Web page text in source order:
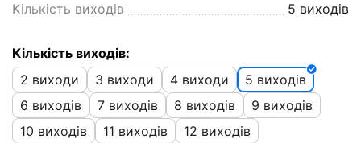
Кількість виходів 5 виходів
Кількість виходів:
2 виходи
3 виходи 4 виходи
5 виходів
6 виходів
7 виходів 8 виходів
9 виходів
10 виходів
11 виходів 12 виходів